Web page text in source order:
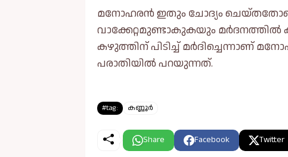
മനോഹരൻ ഇതും ചോദ്യം
വാക്കേറ്റമുണ്ടാകുകയും
കഴുത്തിന് പിടിച്ച്‌ മർദിച്ചെന്നാണ്
പരാതിയില്‍ പറയുന്നത്.
#tag: കണ്ണൂർ
Share Facebook Twitter